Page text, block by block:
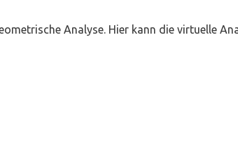
Analyse. Hier kann die virtuelle